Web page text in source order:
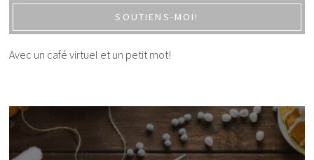
SOUTIENS-MOI!
Avec un café virtuel et un petit mot!